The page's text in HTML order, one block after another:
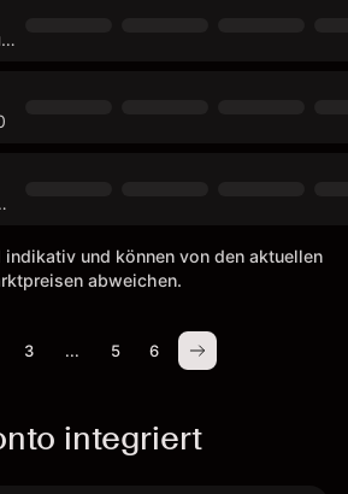
US Tech 100 Future
und können von den aktuellen
abweichen.
3 ... 5 6
integriert